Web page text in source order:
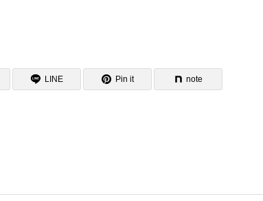
LINE Pin it note